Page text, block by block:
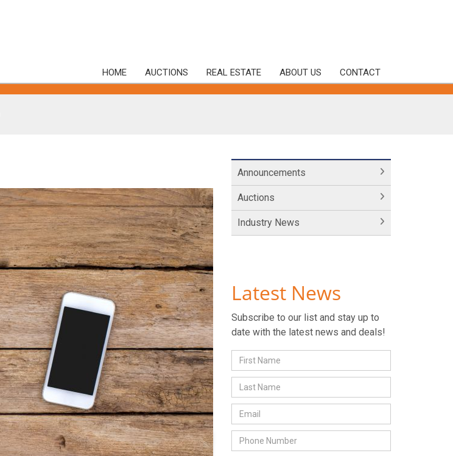
HOME AUCTIONS REAL ESTATE ABOUT US CONTACT
Announcements
Auctions
Industry News
Latest News
Subscribe to our list and stay up to
date with the latest news and deals!